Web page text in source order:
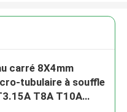
carré 8X4mm
tubulaire à souffle
T8A T10A